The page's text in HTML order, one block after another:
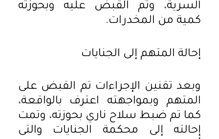
السرية، وتم القبض عليه وبحوزته
كمية من المخدرات.
إحالة المتهم إلى الجنايات
وبعد تقنين الإجراءات تم القبض على
المتهم وبمواجهته اعترف بالواقعة،
كما تم ضبط سلاح ناري بحوزته، وتمت
إحالته إلى محكمة الجنايات والتى